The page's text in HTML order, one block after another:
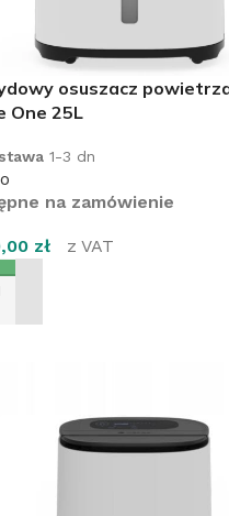
Zobacz
osuszacz
One 25L
1-3 dn
na zamówienie
zł z VAT
DO KOSZYKA